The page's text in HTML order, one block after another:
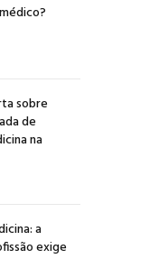
sobre
de
na
a
exige